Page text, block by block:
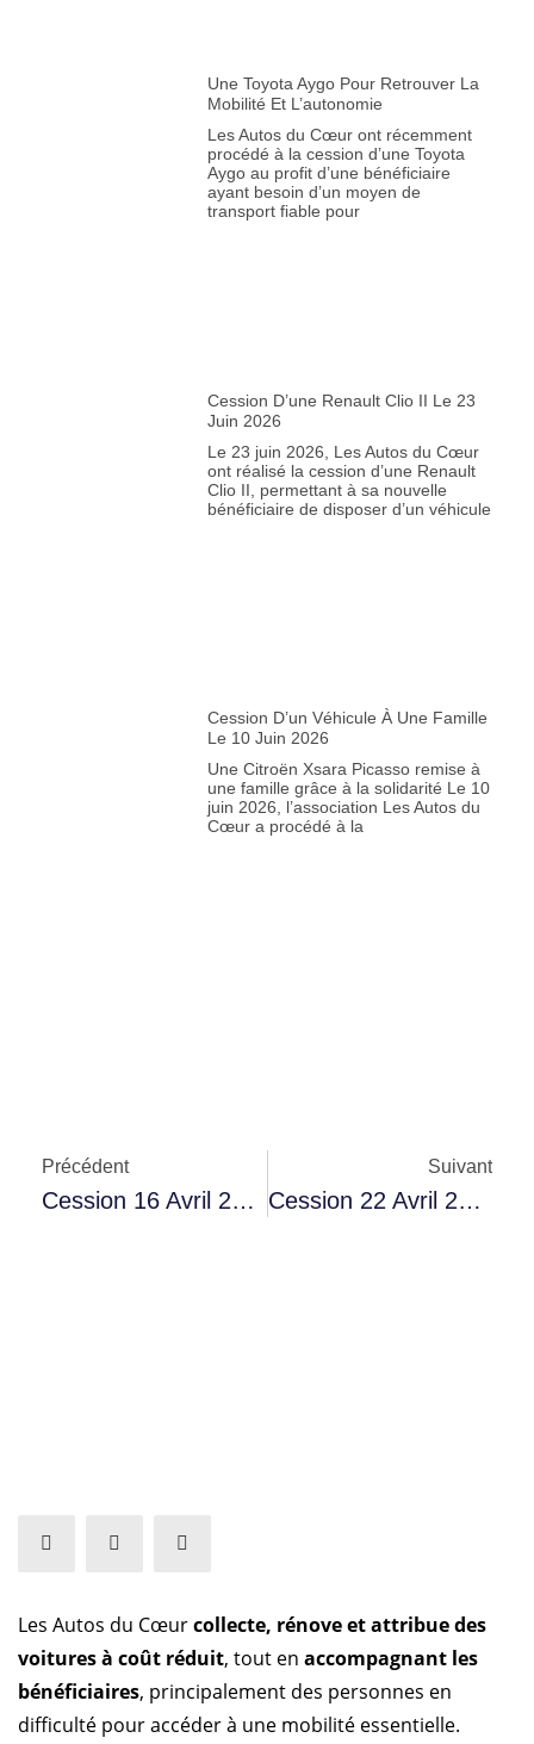
Une Toyota Aygo Pour Retrouver La
Mobilité Et L’autonomie
Les Autos du Cœur ont récemment
procédé à la cession d’une Toyota
Aygo au profit d’une bénéficiaire
ayant besoin d’un moyen de
transport fiable pour
Cession D’une Renault Clio II Le 23
Juin 2026
Le 23 juin 2026, Les Autos du Cœur
ont réalisé la cession d’une Renault
Clio II, permettant à sa nouvelle
bénéficiaire de disposer d’un véhicule
Cession D’un Véhicule À Une Famille
Le 10 Juin 2026
Une Citroën Xsara Picasso remise à
une famille grâce à la solidarité Le 10
juin 2026, l’association Les Autos du
Cœur a procédé à la
Précédent
Cession 16 Avril 2026
Suivant
Cession 22 Avril 2026
Les Autos du Cœurcollecte, rénove et attribue des
voitures à coût réduit, tout en accompagnant les
bénéficiaires, principalement des personnes en
difficulté pour accéder à une mobilité essentielle.